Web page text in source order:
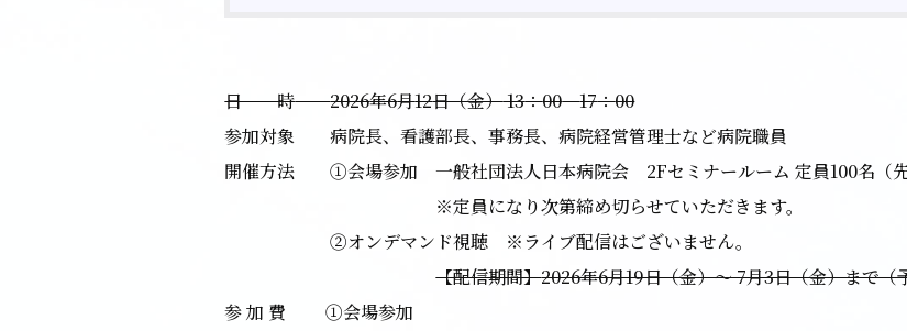
日 時 2026年6月12日（金）13：00－17：00
参加対象
病院長、看護部長、事務長、病院経営管理士など病院職員
開催方法
①会場参加 一般社団法人日本病院会 2Fセミナールーム 定員100名（
※定員になり次第締め切らせていただきます。
②オンデマンド視聴 ※ライブ配信はございません。
【配信期間】2026年6月19日（金）～ 7月3日（金）まで（
参 加 費
①会場参加